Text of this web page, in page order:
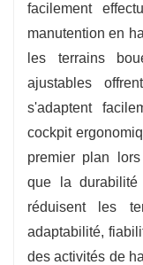
facilement
manutention en
les terrains
ajustables
s'adaptent
cockpit
premier plan
que la durabilité
réduisent les
adaptabilité,
des activités de